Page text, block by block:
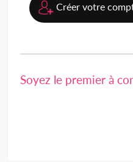
Créer votre
Soyez le premier à